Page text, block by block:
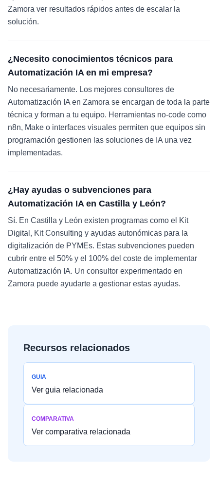
Zamora ver resultados rápidos antes de escalar la
solución.
¿Necesito conocimientos técnicos para
Automatización IA en mi empresa?
No necesariamente. Los mejores consultores de
Automatización IA en Zamora se encargan de toda la parte
técnica y forman a tu equipo. Herramientas no-code como
n8n, Make o interfaces visuales permiten que equipos sin
programación gestionen las soluciones de IA una vez
implementadas.
¿Hay ayudas o subvenciones para
Automatización IA en Castilla y León?
Sí. En Castilla y León existen programas como el Kit
Digital, Kit Consulting y ayudas autonómicas para la
digitalización de PYMEs. Estas subvenciones pueden
cubrir entre el 50% y el 100% del coste de implementar
Automatización IA. Un consultor experimentado en
Zamora puede ayudarte a gestionar estas ayudas.
Recursos relacionados
GUIA
Ver guia relacionada
COMPARATIVA
Ver comparativa relacionada